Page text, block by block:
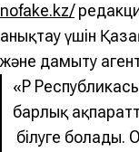
nofake.kz/
анықтау үшін
және дамыту
«ҚР
барлық
білуге болады.